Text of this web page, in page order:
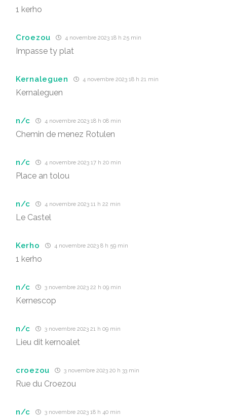
1 kerho
Croezou 4 novembre 2023 18 h 25 min
Impasse ty plat
Kernaleguen 4 novembre 2023 18 h 21 min
Kernaleguen
n/c 4 novembre 2023 18 h 08 min
Chemin de menez Rotulen
n/c 4 novembre 2023 17 h 20 min
Place an tolou
n/c 4 novembre 2023 11 h 22 min
Le Castel
Kerho 4 novembre 2023 8 h 59 min
1 kerho
n/c 3 novembre 2023 22 h 09 min
Kernescop
n/c 3 novembre 2023 21 h 09 min
Lieu dit kernoalet
croezou 3 novembre 2023 20 h 33 min
Rue du Croezou
n/c 3 novembre 2023 18 h 40 min